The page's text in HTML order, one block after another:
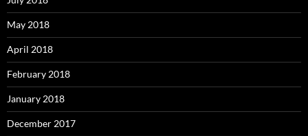
May 2018
April 2018
February 2018
January 2018
December 2017